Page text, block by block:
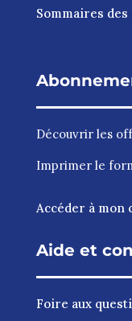
Sommaires des
Découvrir les
Imprimer le
Accéder à mon
Aide et
Foire aux